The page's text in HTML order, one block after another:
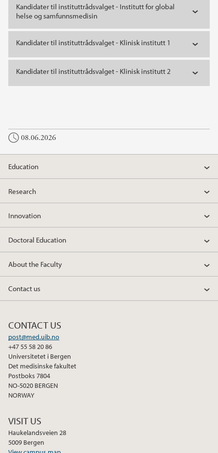
Kandidater til instituttrådsvalget - Institutt for global
helse og samfunnsmedisin
Kandidater til instituttrådsvalget - Klinisk institutt 1
Kandidater til instituttrådsvalget - Klinisk institutt 2
08.06.2026
Education
Research
Innovation
Doctoral Education
About the Faculty
Contact us
CONTACT US
post@med.uib.no
+47 55 58 20 86
Universitetet i Bergen
Det medisinske fakultet
Postboks 7804
NO-5020 BERGEN
NORWAY
VISIT US
Haukelandsveien 28
5009 Bergen